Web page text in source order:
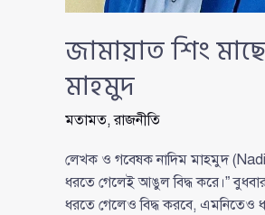
জামায়াত শিং
মাহমুদ
মতামত,রাজনীতি
লেখক ও গবেষক নাদিম মাহমুদ
ধরতে গেলেই আঙুল বিদ্ধ করে।”
ধরতে গেলেও বিদ্ধ করবে,